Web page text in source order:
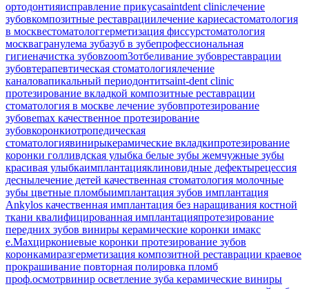
ортодонтияисправление прикусаsaintdent clinicлечение
зубовкомпозитные реставрациилечение кариесастоматология
в москвестоматологгерметизация фиссурстоматология
москвагранулема зубазуб в зубепрофессиональная
гигиеначистка зубовzoom3отбеливание зубовреставрации
зубовтерапевтическая стоматологиялечение
каналовапикальный периодонтитsaint-dent clinic
протезирование вкладкой композитные реставрации
стоматология в москве лечение зубовпротезирование
зубовemax качественное протезирование
зубовкоронкиотропедическая
стоматологиявинирыкерамические вкладкипротезирование
коронки голливдская улыбка белые зубы жемчужные зубы
красивая улыбкаимплантацияклиновидные дефектырецессия
деснылечение детей качественная стоматология молочные
зубы цветные пломбыимплантация зубов имплантация
Ankylos качественная имплантация без наращивания костной
ткани квалифицированная имплантацияпротезирование
передних зубов виниры керамические коронки имакс
e.Maxциркониевые коронки протезирование зубов
коронкамиразгерметизация композитной реставрации краевое
прокрашивание повторная полировка пломб
проф.осмотрвинир осветление зуба керамические виниры